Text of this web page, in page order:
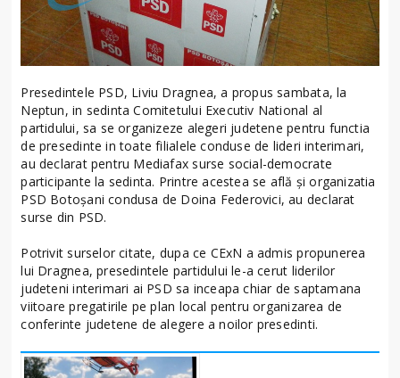
Presedintele PSD, Liviu Dragnea, a propus sambata, la
Neptun, in sedinta Comitetului Executiv National al
partidului, sa se organizeze alegeri judetene pentru functia
de presedinte in toate filialele conduse de lideri interimari,
au declarat pentru Mediafax surse social-democrate
participante la sedinta. Printre acestea se află și organizatia
PSD Botoșani condusa de Doina Federovici, au declarat
surse din PSD.
Potrivit surselor citate, dupa ce CExN a admis propunerea
lui Dragnea, presedintele partidului le-a cerut liderilor
judeteni interimari ai PSD sa inceapa chiar de saptamana
viitoare pregatirile pe plan local pentru organizarea de
conferinte judetene de alegere a noilor presedinti.